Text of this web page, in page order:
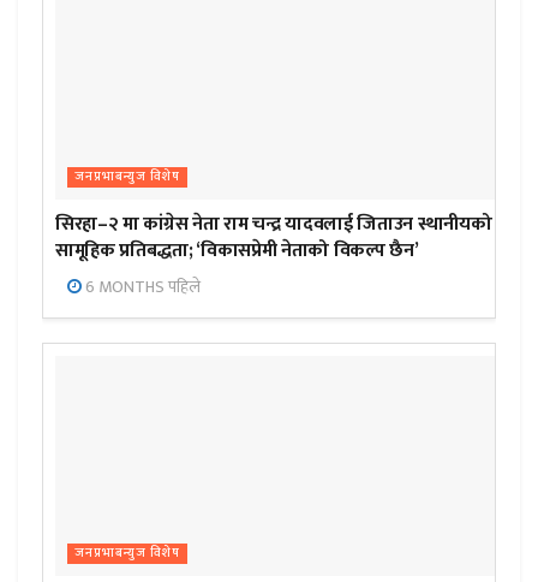
जनप्रभाबन्युज विशेष
सिरहा–२ मा कांग्रेस नेता राम चन्द्र यादवलाई जिताउन स्थानीयको
सामूहिक प्रतिबद्धता; ‘विकासप्रेमी नेताको विकल्प छैन’
6 MONTHS पहिले
जनप्रभाबन्युज विशेष